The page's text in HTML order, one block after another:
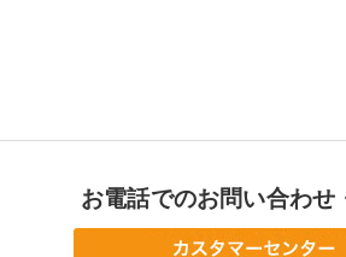
お電話でのお問い合わせ